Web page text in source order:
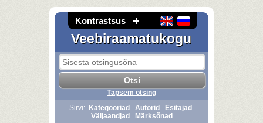
Kontrastsus
Veebiraamatukogu
Täpsem otsing
Sirvi:
Kategooriad Autorid
Esitajad
Väljaandjad
Märksõnad